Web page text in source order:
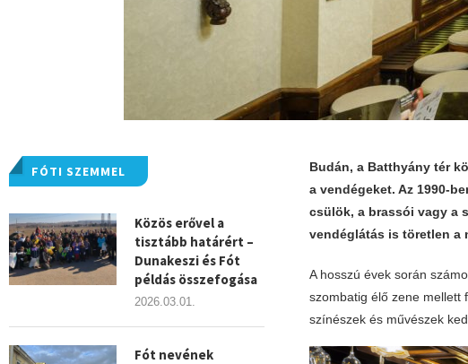
Budán, a Batthyány tér
a vendégeket. Az 1990-
csülök, a brassói vagy a
vendéglátás is töretlen a
A hosszú évek során
szombatig élő zene mellett
színészek és művészek
FÓTI SZEMMEL
Közös erővel a
tisztább határért –
Dunakeszi és Fót
példás összefogása
2026.03.01.
Fót nevének